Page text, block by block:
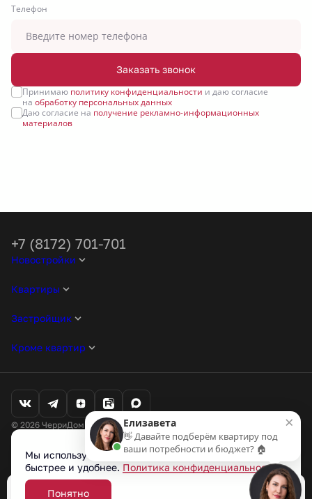
Tелефон
Заказать звонок
Принимаю политику конфиденциальности и даю согласие
на обработку персональных данных
Даю согласие на получение рекламно-информационных
материалов
Новостройки
Квартиры
Застройщик
Кроме квартир
+7 (8172) 701-701
© 2026 ЧерриДом. Все права защищены
Любая информация, представленная на данном сайте, носит
исключительно информационный характер и ни при каких условиях
не является публичной офертой, определяемой положениями статьи
437 ГК РФ.
Проектные декларации на наш.дом.рф
×
Елизавета
👋 Давайте подберём квартиру под
ваши потребности и бюджет? 🏠
Мы используем cookie-файлы, чтобы сайт работал
быстрее и удобнее. Политика конфиденциальности
Понятно